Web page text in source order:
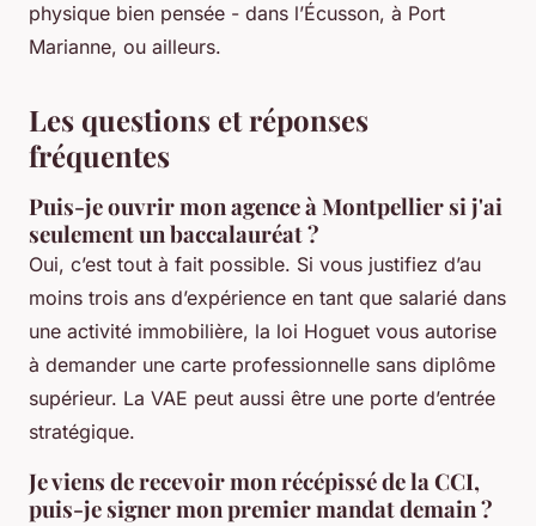
physique bien pensée - dans l’Écusson, à Port
Marianne, ou ailleurs.
Les questions et réponses
fréquentes
Puis-je ouvrir mon agence à Montpellier si j'ai
seulement un baccalauréat ?
Oui, c’est tout à fait possible. Si vous justifiez d’au
moins trois ans d’expérience en tant que salarié dans
une activité immobilière, la loi Hoguet vous autorise
à demander une carte professionnelle sans diplôme
supérieur. La VAE peut aussi être une porte d’entrée
stratégique.
Je viens de recevoir mon récépissé de la CCI,
puis-je signer mon premier mandat demain ?